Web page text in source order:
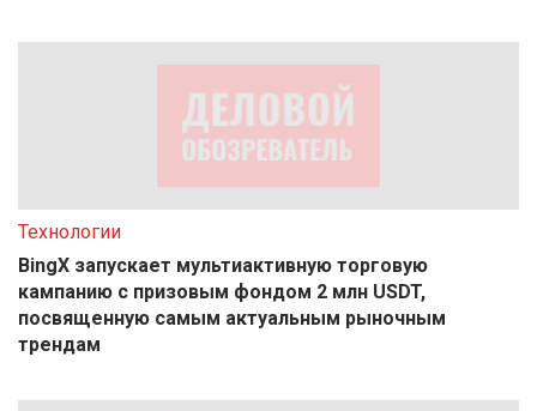
Технологии
BingX запускает мультиактивную торговую
кампанию с призовым фондом 2 млн USDT,
посвященную самым актуальным рыночным
трендам